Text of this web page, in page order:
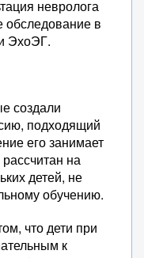
невролога
обследование в
ЭхоЭГ.
создали
подходящий
его занимает
на
детей, не
обучению.
что дети при
к